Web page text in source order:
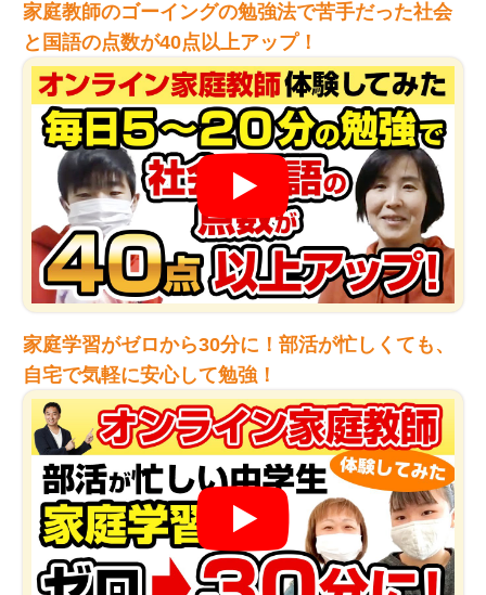
家庭教師のゴーイングの勉強法で苦手だった社会
と国語の点数が40点以上アップ！
家庭学習がゼロから30分に！部活が忙しくても、
自宅で気軽に安心して勉強！